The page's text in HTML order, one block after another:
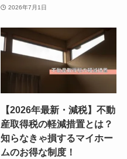
2026年7月1日
【2026年最新・減税】不動
産取得税の軽減措置とは？
知らなきゃ損するマイホー
ムのお得な制度！